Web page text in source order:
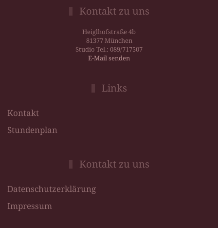
Kontakt zu uns
Heiglhofstraße 4b
81377 München
Studio Tel.: 089/717507
E-Mail senden
Links
Kontakt
Stundenplan
Kontakt zu uns
Datenschutzerklärung
Impressum